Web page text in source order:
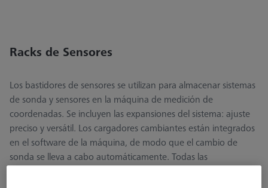
Racks de Sensores
Los bastidores de sensores se utilizan para almacenar sistemas
de sonda y sensores en la máquina de medición de
coordenadas. Se incluyen las expansiones del sistema: ajuste
preciso y versátil. Los cargadores cambiantes están integrados
en el software de la máquina, de modo que el cambio de
sonda se lleva a cabo automáticamente. Todas las